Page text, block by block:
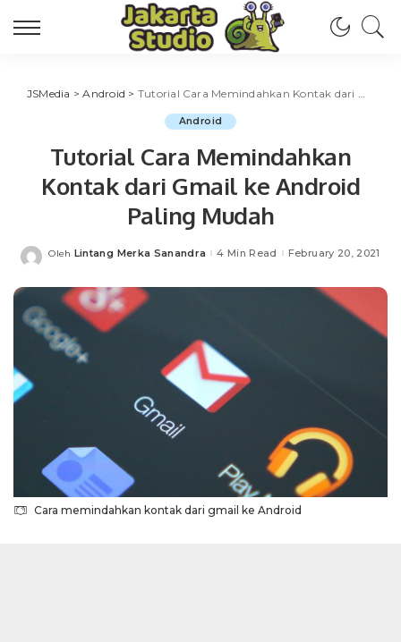
JSMedia >Android > Tutorial Cara Memindahkan Kontak dari Gmail ke Android Paling Mudah
Android
Tutorial Cara Memindahkan
Kontak dari Gmail ke Android
Paling Mudah
Posted
Oleh Lintang Merka Sanandra 4 Min Read February 20, 2021
Cara memindahkan kontak dari gmail ke Android